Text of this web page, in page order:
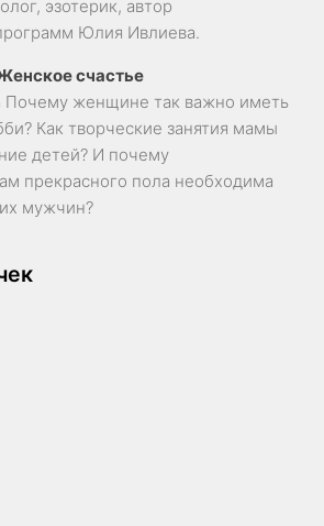
эзотерик, автор
Юлия Ивлиева.
счастье
Почему женщине так важно иметь
Как творческие занятия мамы
детей? И почему
прекрасного пола необходима
мужчин?